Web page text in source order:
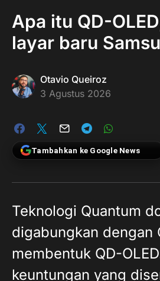
Apa itu QD-
layar baru
Otavio Queiroz
3 Agustus 2026
Tambahkan ke Google News
Teknologi Quantum
digabungkan dengan
membentuk QD-
keuntungan yang